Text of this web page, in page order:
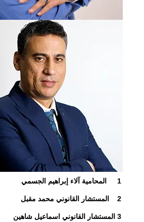
1 المحامية آلاء إبراهيم الجسمي
2 المستشار القانوني محمد مقبل
3 المستشار القانوني اسماعيل شاهين